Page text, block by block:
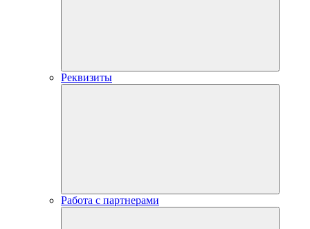
Реквизиты
Работа с партнерами